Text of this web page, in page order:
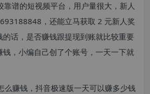
靠谱的短视频平台，用户量很大，新人
，还能立马获取 2 元新人奖
话，是否赚钱跟提现到账就比较重要
钱，小编自己创了个账号，一天一下就